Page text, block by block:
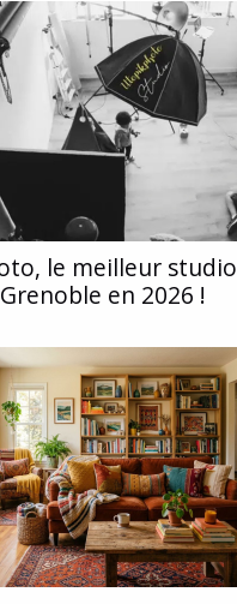
le meilleur studio
en 2026 !